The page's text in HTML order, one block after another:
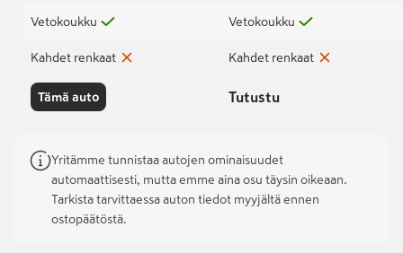
Vetokoukku
Kahdet renkaat
Tämä auto
Vetokoukku
Kahdet renkaat
Tutustu
Yritämme tunnistaa autojen ominaisuudet
automaattisesti, mutta emme aina osu täysin oikeaan.
Tarkista tarvittaessa auton tiedot myyjältä ennen
ostopäätöstä.